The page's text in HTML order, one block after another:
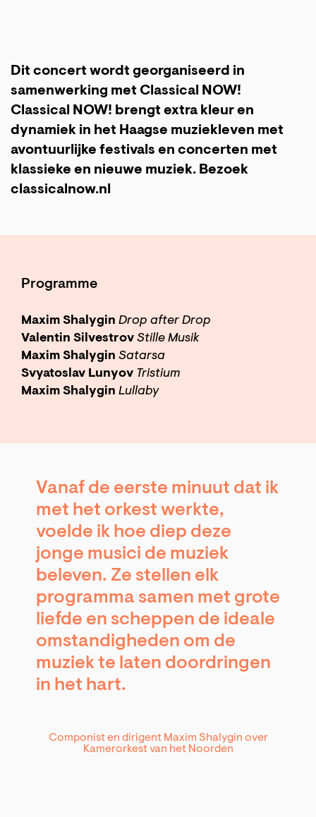
Dit concert wordt georganiseerd in
samenwerking met Classical NOW!
Classical NOW! brengt extra kleur en
dynamiek in het Haagse muziekleven met
avontuurlijke festivals en concerten met
klassieke en nieuwe muziek. Bezoek
classicalnow.nl
Programme
Maxim Shalygin Drop after Drop
Valentin Silvestrov Stille Musik
Maxim Shalygin Satarsa
Svyatoslav Lunyov Tristium
Maxim Shalygin Lullaby
Vanaf de eerste minuut dat ik
met het orkest werkte,
voelde ik hoe diep deze
jonge musici de muziek
beleven. Ze stellen elk
programma samen met grote
liefde en scheppen de ideale
omstandigheden om de
muziek te laten doordringen
in het hart.
Componist en dirigent Maxim Shalygin over
Kamerorkest van het Noorden